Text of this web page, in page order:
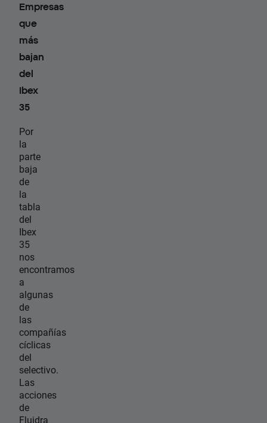
Empresas
que
más
bajan
del
Ibex
35
Por
la
parte
baja
de
la
tabla
del
Ibex
35
nos
encontramos
a
algunas
de
las
compañías
cíclicas
del
selectivo.
Las
acciones
de
Fluidra